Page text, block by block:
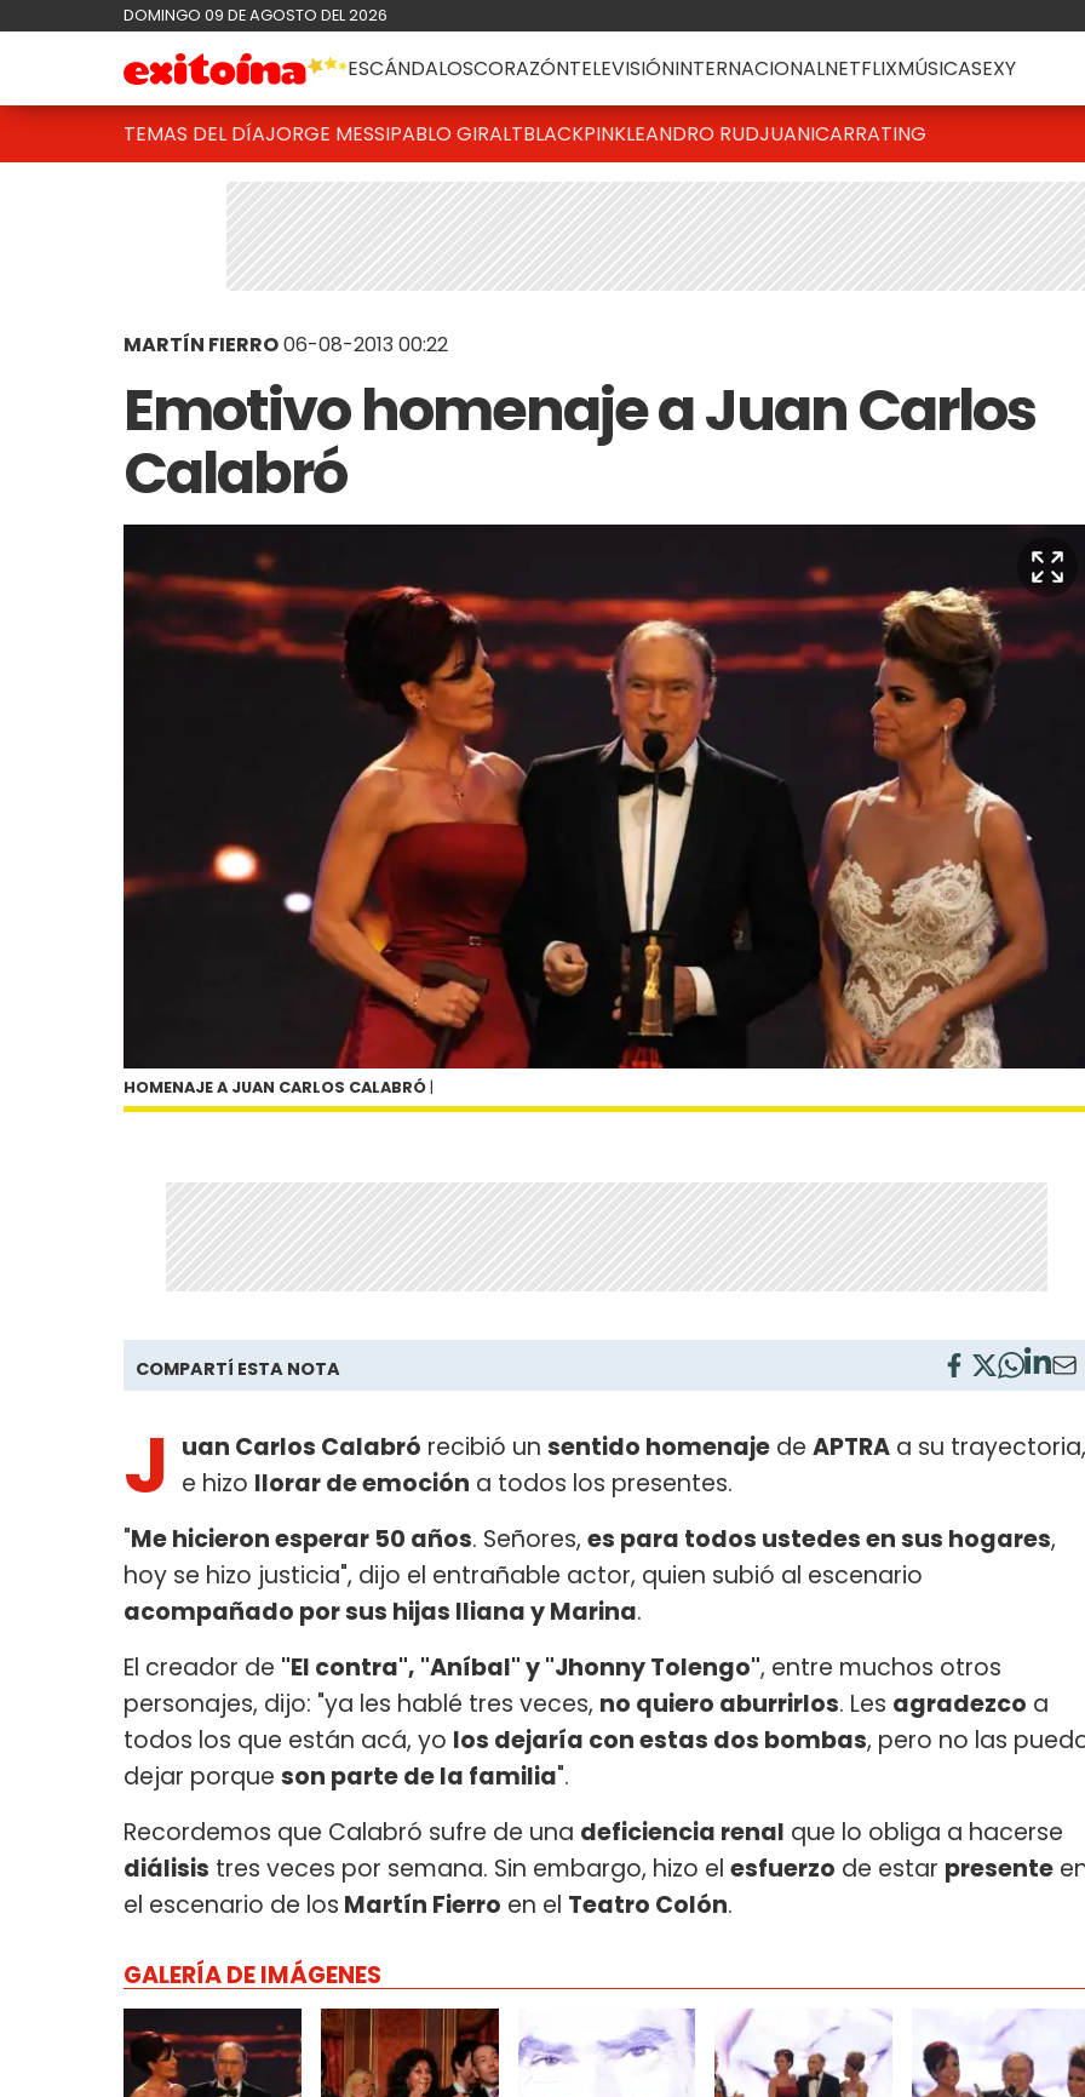
DOMINGO 09 DE AGOSTO DEL 2026
ESCÁNDALOSCORAZÓNTELEVISIÓNINTERNACIONALNETFLIXMÚSICASEXY
TEMAS DEL DÍAJORGE MESSIPABLO GIRALTBLACKPINKLEANDRO RUDJUANICARRATING
MARTÍN FIERRO06-08-2013 00:22
Emotivo homenaje a Juan Carlos
Calabró
HOMENAJE A JUAN CARLOS CALABRÓ |
COMPARTÍ ESTA NOTA
J uan Carlos Calabró recibió un sentido homenaje de APTRA a su trayectoria,
e hizo llorar de emoción a todos los presentes.
"Me hicieron esperar 50 años. Señores, es para todos ustedes en sus hogares,
hoy se hizo justicia", dijo el entrañable actor, quien subió al escenario
acompañado por sus hijas Iliana y Marina.
El creador de "El contra", "Aníbal" y "Jhonny Tolengo", entre muchos otros
personajes, dijo: "ya les hablé tres veces, no quiero aburrirlos. Les agradezco a
todos los que están acá, yo los dejaría con estas dos bombas, pero no las
dejar porque son parte de la familia".
Recordemos que Calabró sufre de una deficiencia renal que lo obliga a hacerse
diálisis tres veces por semana. Sin embargo, hizo el esfuerzo de estar presente
el escenario de los Martín Fierro en el Teatro Colón.
GALERÍA DE IMÁGENES